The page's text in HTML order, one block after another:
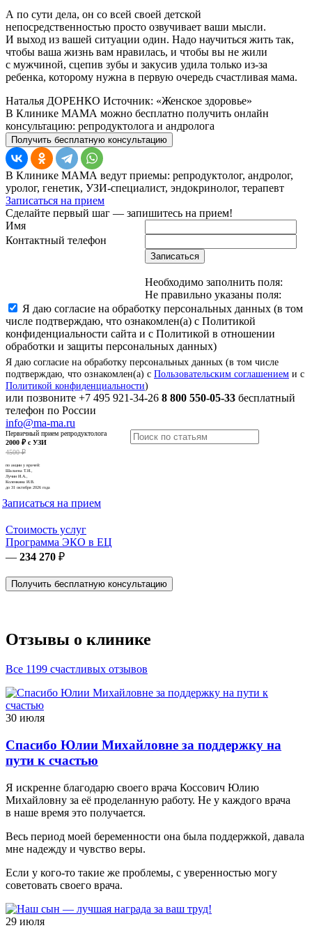
А по сути дела, он со всей своей детской
непосредственностью просто озвучивает ваши мысли.
И выход из вашей ситуации один. Надо научиться жить так,
чтобы ваша жизнь вам нравилась, и чтобы вы не жили
с мужчиной, сцепив зубы и закусив удила только из-за
ребенка, которому нужна в первую очередь счастливая мама.
Наталья ДОРЕНКО Источник: «Женское здоровье»
В Клинике МАМА можно бесплатно получить онлайн
консультацию: репродуктолога и андролога
Получить бесплатную консультацию
В Клинике МАМА ведут приемы: репродуктолог, андролог,
уролог, генетик, УЗИ-специалист, эндокринолог, терапевт
Записаться на прием
Сделайте первый шаг — запишитесь на прием!
Имя
Контактный телефон
Записаться
Необходимо заполнить поля:
Не правильно указаны поля:
Я даю согласие на обработку персональных данных (в том
числе подтверждаю, что ознакомлен(а) с Политикой
конфиденциальности сайта и с Политикой в отношении
обработки и защиты персональных данных)
Я даю согласие на обработку персональных данных (в том числе
подтверждаю, что ознакомлен(а) с Пользовательским соглашением и с
Политикой конфиденциальности)
или позвоните +7 495 921-34-26 8 800 550-05-33 бесплатный
телефон по России
info@ma-ma.ru
Первичный прием репродуктолога
2000 ₽ с УЗИ
4500 ₽
по акции у врачей:
Шалаева Т.И.,
Лучин И.А.,
Коленкина И.В.
до 31 октября 2026 года
Записаться на прием
Стоимость услуг
Программа ЭКО в ЕЦ
— 234 270 ₽
Получить бесплатную консультацию
Отзывы о клинике
Все 1199 счастливых отзывов
30 июля
Спасибо Юлии Михайловне за поддержку на
пути к счастью
Я искренне благодарю своего врача Коссович Юлию
Михайловну за её проделанную работу. Не у каждого врача
в наше время это получается.
Весь период моей беременности она была поддержкой, давала
мне надежду и чувство веры.
Если у кого-то такие же проблемы, с уверенностью могу
советовать своего врача.
29 июля